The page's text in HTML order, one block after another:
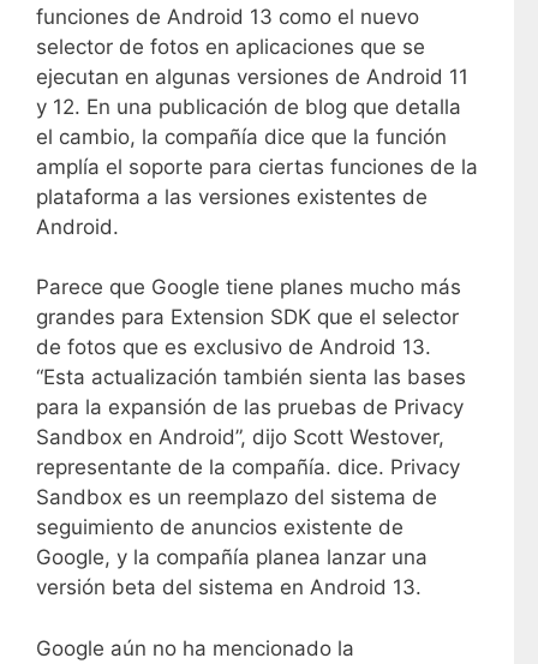
funciones de Android 13 como el nuevo
selector de fotos en aplicaciones que se
ejecutan en algunas versiones de Android 11
y 12. En una publicación de blog que detalla
el cambio, la compañía dice que la función
amplía el soporte para ciertas funciones de la
plataforma a las versiones existentes de
Android.
Parece que Google tiene planes mucho más
grandes para Extension SDK que el selector
de fotos que es exclusivo de Android 13.
“Esta actualización también sienta las bases
para la expansión de las pruebas de Privacy
Sandbox en Android”, dijo Scott Westover,
representante de la compañía. dice. Privacy
Sandbox es un reemplazo del sistema de
seguimiento de anuncios existente de
Google, y la compañía planea lanzar una
versión beta del sistema en Android 13.
Google aún no ha mencionado la